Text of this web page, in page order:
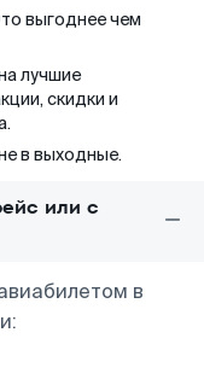
выгоднее чем
лучшие
скидки и
в выходные.
или с
в